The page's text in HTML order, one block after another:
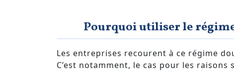
Pourquoi utiliser le
Les entreprises recourent à ce régime
C’est notamment, le cas pour les raisons